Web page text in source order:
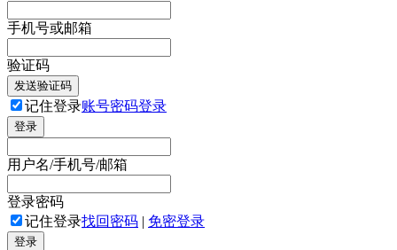
手机号或邮箱
验证码
发送验证码
记住登录账号密码登录
登录
用户名/手机号/邮箱
登录密码
记住登录找回密码 | 免密登录
登录